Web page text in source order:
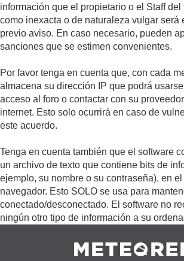
información que el propietario o el Staff del
como inexacta o de naturaleza vulgar será
previo aviso. En caso necesario, pueden
sanciones que se estimen convenientes.
Por favor tenga en cuenta que, con cada
almacena su dirección IP que podrá
acceso al foro o contactar con su
internet. Esto solo ocurrirá en caso de
este acuerdo.
Tenga en cuenta también que el software
un archivo de texto que contiene bits de
ejemplo, su nombre o su contraseña), en
navegador. Esto SOLO se usa para
conectado/desconectado. El software no
ningún otro tipo de información a su